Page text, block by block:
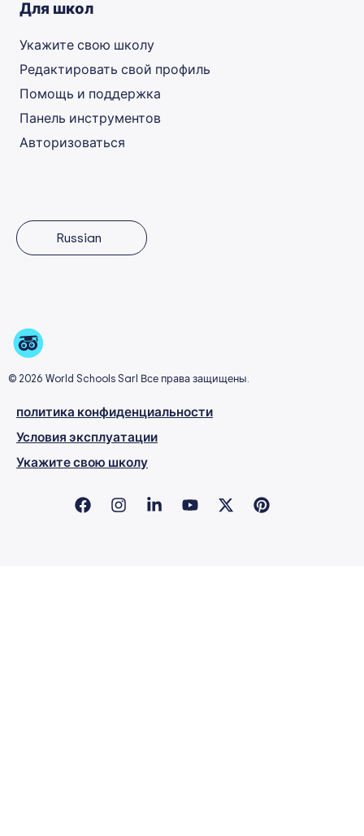
Для школ
Укажите свою школу
Редактировать свой профиль
Помощь и поддержка
Панель инструментов
Авторизоваться
© 2026 World Schools Sarl Все права защищены.
политика конфиденциальности
Условия эксплуатации
Укажите свою школу
Russian